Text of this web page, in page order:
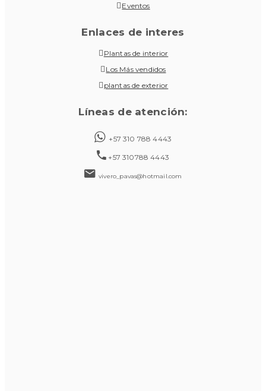
Eventos
Enlaces de interes
Plantas de interior
Los Más vendidos
plantas de exterior
Líneas de atención:
+57 310 788 4443
+57 310788 4443
vivero_pavas@hotmail.com